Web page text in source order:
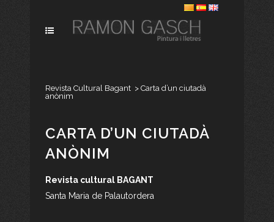
Revista Cultural Bagant > Carta d’un ciutadà
anònim
CARTA D’UN CIUTADÀ
ANÒNIM
Revista cultural BAGANT
Santa Maria de Palautordera